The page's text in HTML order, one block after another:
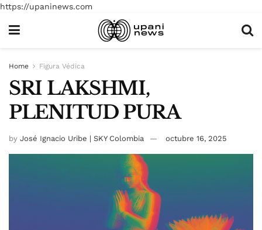
https://upaninews.com
Home Figura Védica
SRI LAKSHMI,
PLENITUD PURA
by José Ignacio Uribe | SKY Colombia octubre 16, 2025